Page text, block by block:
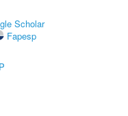
Scholar
Fapesp